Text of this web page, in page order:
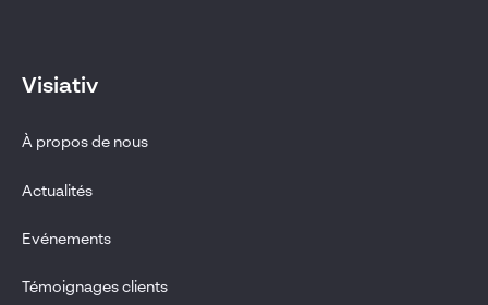
Visiativ
À propos de nous
Actualités
Evénements
Témoignages clients